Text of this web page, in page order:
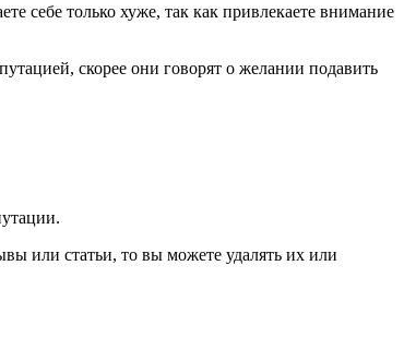
себе только хуже, так как привлекаете внимание
скорее они говорят о желании подавить
или статьи, то вы можете удалять их или